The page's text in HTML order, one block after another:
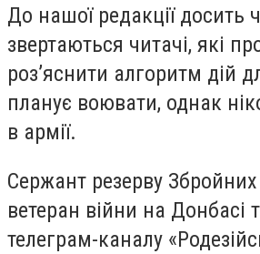
До нашої редакції досить
звертаються читачі, які
роз’яснити алгоритм дій
планує воювати, однак
в армії.
Сержант резерву
ветеран війни на Донбасі
телеграм-каналу